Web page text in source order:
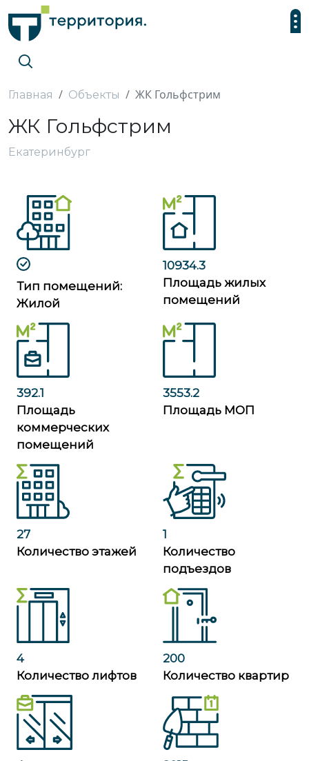
Главная Объекты ЖК Гольфстрим
ЖК Гольфстрим
Екатеринбург
Тип помещений:
Жилой
10934.3
Площадь жилых
помещений
392.1
Площадь
коммерческих
помещений
3553.2
Площадь МОП
27
Количество этажей
1
Количество
подъездов
4
Количество лифтов
200
Количество квартир